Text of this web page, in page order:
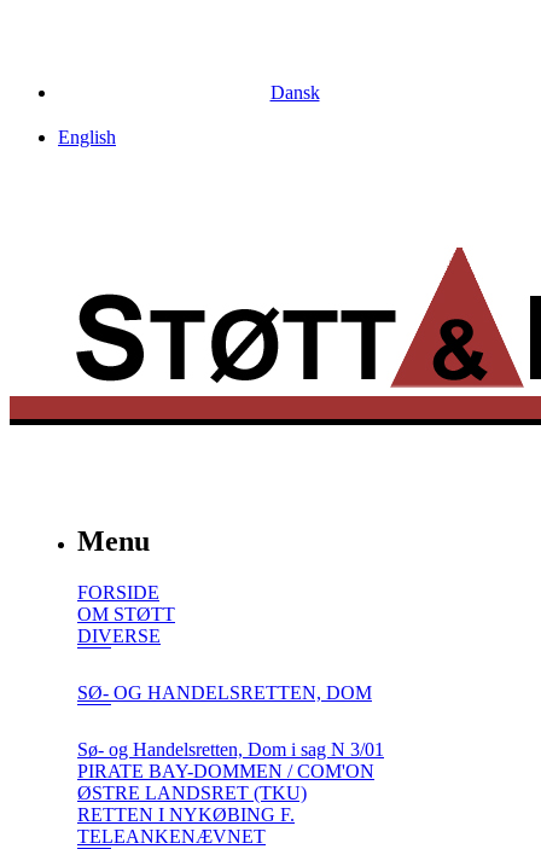
Dansk
English
Menu
FORSIDE
OM STØTT
DIVERSE
SØ- OG HANDELSRETTEN, DOM
Sø- og Handelsretten, Dom i sag N 3/01
PIRATE BAY-DOMMEN / COM'ON
ØSTRE LANDSRET (TKU)
RETTEN I NYKØBING F.
TELEANKENÆVNET